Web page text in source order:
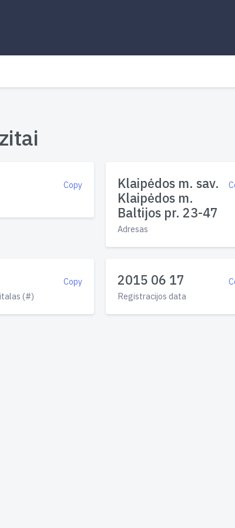
Copy
Klaipėdos m. sav.
Klaipėdos m.
Baltijos pr. 23-47
Adresas
Copy
(#)
2015 06 17
Registracijos data